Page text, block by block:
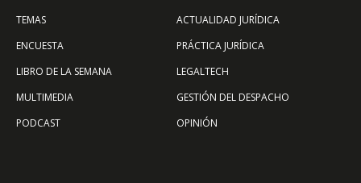
TEMAS
ENCUESTA
LIBRO DE LA SEMANA
MULTIMEDIA
PODCAST
ACTUALIDAD JURÍDICA
PRÁCTICA JURÍDICA
LEGALTECH
GESTIÓN DEL DESPACHO
OPINIÓN